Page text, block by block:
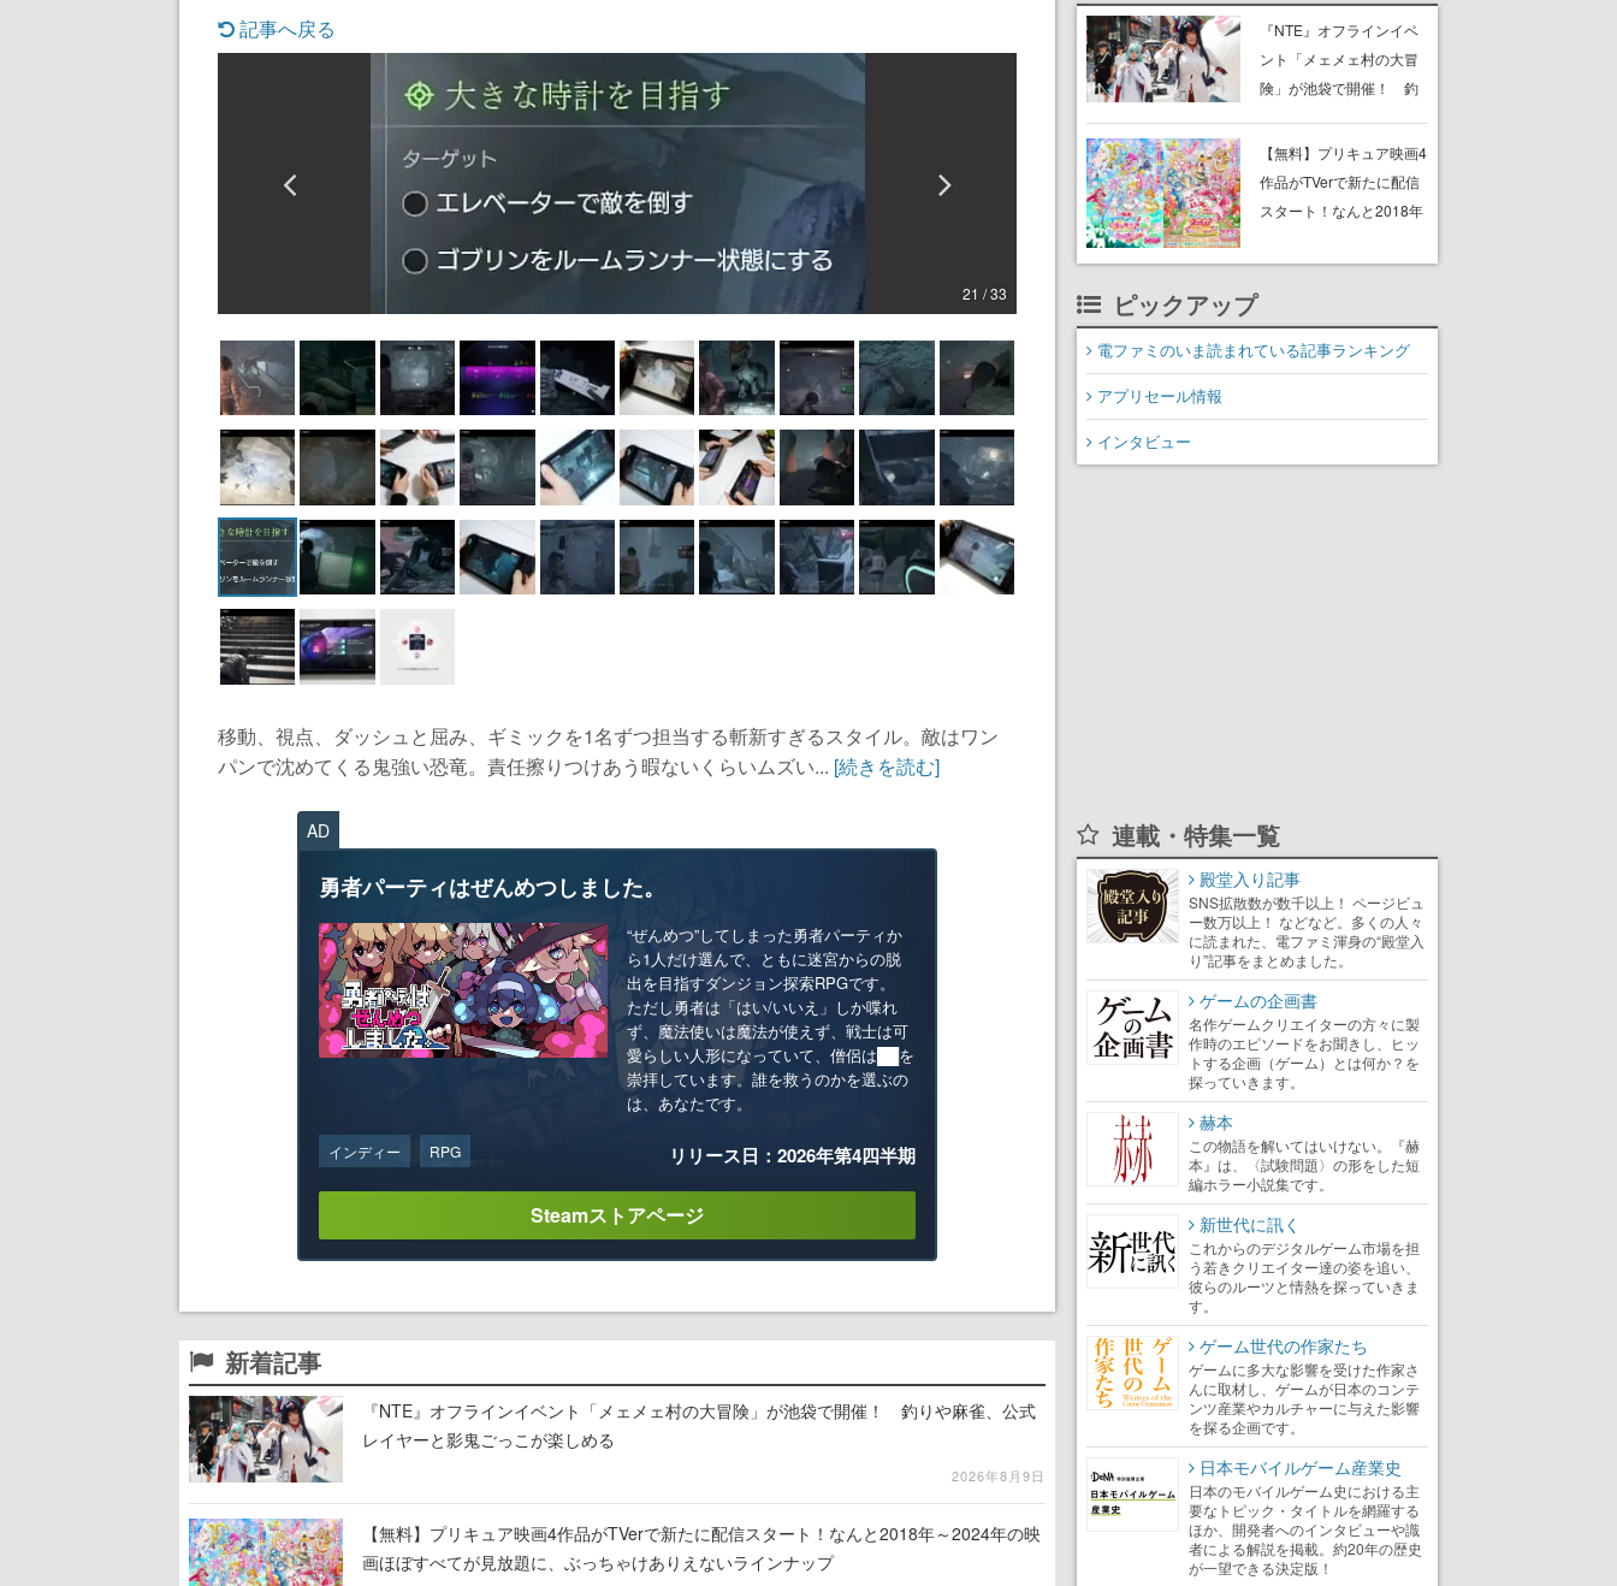
記事へ戻る
21 / 33
移動、視点、ダッシュと屈み、ギミックを1名ずつ担当する斬新すぎるスタイル。敵はワン
パンで沈めてくる鬼強い恐竜。責任擦りつけあう暇ないくらいムズい... [続きを読む]
AD
勇者パーティはぜんめつしました。
“ぜんめつ”してしまった勇者パーティか
ら1人だけ選んで、ともに迷宮からの脱
出を目指すダンジョン探索RPGです。
ただし勇者は「はい/いいえ」しか喋れ
ず、魔法使いは魔法が使えず、戦士は可
愛らしい人形になっていて、僧侶は██を
崇拝しています。誰を救うのかを選ぶの
は、あなたです。
インディー RPG リリース日：2026年第4四半期
Steamストアページ
新着記事
『NTE』オフラインイベント「メェメェ村の大冒険」が池袋で開催！ 釣りや麻雀、公式
レイヤーと影鬼ごっこが楽しめる
2026年8月9日
【無料】プリキュア映画4作品がTVerで新たに配信スタート！なんと2018年～2024年の映
画ほぼすべてが見放題に、ぶっちゃけありえないラインナップ
『NTE』オフラインイベ
ント「メェメェ村の大冒
険」が池袋で開催！ 釣
と影鬼ごっこが楽しめる
【無料】プリキュア映画4
作品がTVerで新たに配信
スタート！なんと2018年
てが見放題に、ぶっちゃ
プ
ピックアップ
電ファミのいま読まれている記事ランキング
アプリセール情報
インタビュー
連載・特集一覧
殿堂入り記事
SNS拡散数が数千以上！ ページビュ
ー数万以上！ などなど。多くの人々
に読まれた、電ファミ渾身の“殿堂入
り”記事をまとめました。
ゲームの企画書
名作ゲームクリエイターの方々に製
作時のエピソードをお聞きし、ヒッ
トする企画（ゲーム）とは何か？を
探っていきます。
赫本
この物語を解いてはいけない。『赫
本』は、〈試験問題〉の形をした短
編ホラー小説集です。
新世代に訊く
これからのデジタルゲーム市場を担
う若きクリエイター達の姿を追い、
彼らのルーツと情熱を探っていきま
す。
ゲーム世代の作家たち
ゲームに多大な影響を受けた作家さ
んに取材し、ゲームが日本のコンテ
ンツ産業やカルチャーに与えた影響
を探る企画です。
日本モバイルゲーム産業史
日本のモバイルゲーム史における主
要なトピック・タイトルを網羅する
ほか、開発者へのインタビューや識
者による解説を掲載。約20年の歴史
が一望できる決定版！